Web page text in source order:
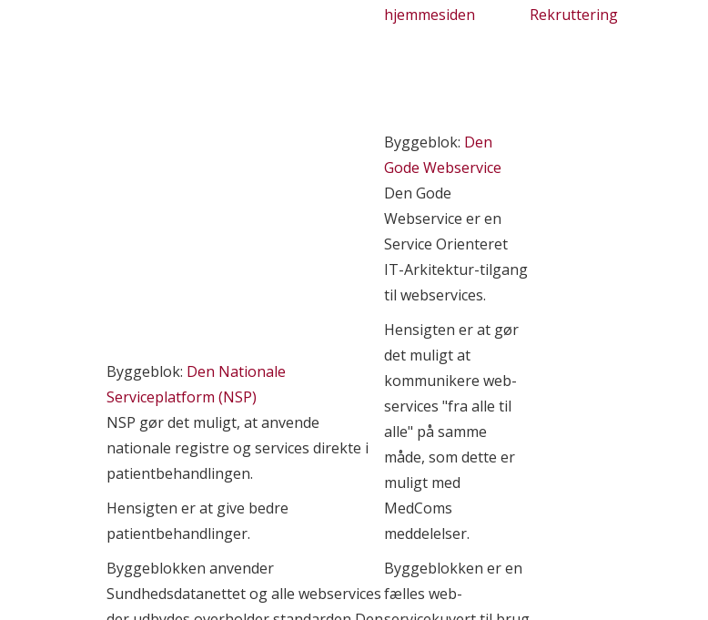
hjemmesiden
Rekruttering
Byggeblok: Den Nationale
Serviceplatform (NSP)
NSP gør det muligt, at anvende
nationale registre og services direkte i
patientbehandlingen.
Hensigten er at give bedre
patientbehandlinger.
Byggeblokken anvender
Sundhedsdatanettet og alle webservices
Byggeblok: Den
Gode Webservice
Den Gode
Webservice er en
Service Orienteret
IT-Arkitektur-tilgang
til webservices.
Hensigten er at gør
det muligt at
kommunikere web-
services "fra alle til
alle" på samme
måde, som dette er
muligt med
MedComs
meddelelser.
Byggeblokken er en
fælles web-